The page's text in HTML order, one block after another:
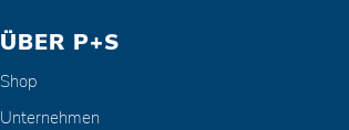
ÜBER P+S
Shop
Unternehmen